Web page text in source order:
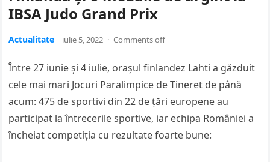
IBSA Judo Grand Prix
Actualitate iulie 5, 2022 · Comments off
Între 27 iunie și 4 iulie, orașul finlandez Lahti a găzduit
cele mai mari Jocuri Paralimpice de Tineret de până
acum: 475 de sportivi din 22 de țări europene au
participat la întrecerile sportive, iar echipa României a
încheiat competiția cu rezultate foarte bune: